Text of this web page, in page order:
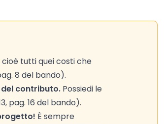
cioè tutti quei costi che
8 del bando).
contributo. Possiedi le
pag. 16 del bando).
È sempre